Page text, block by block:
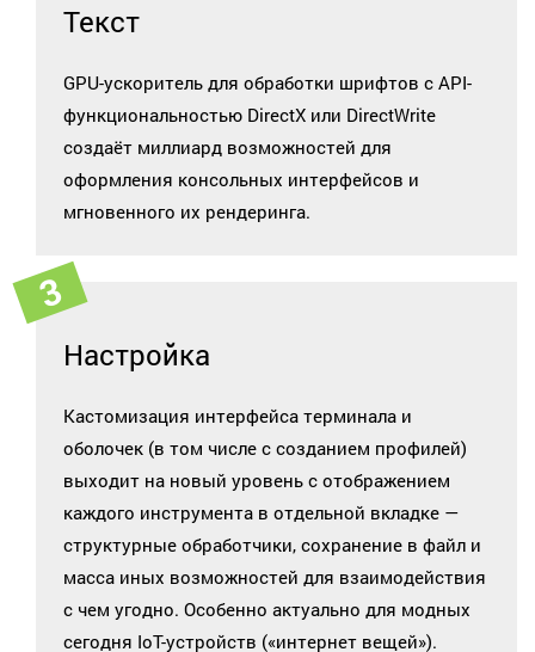
Текст
GPU-ускоритель для обработки шрифтов с API-
функциональностью DirectX или DirectWrite
создаёт миллиард возможностей для
оформления консольных интерфейсов и
мгновенного их рендеринга.
Настройка
Кастомизация интерфейса терминала и
оболочек (в том числе с созданием профилей)
выходит на новый уровень с отображением
каждого инструмента в отдельной вкладке —
структурные обработчики, сохранение в файл и
масса иных возможностей для взаимодействия
с чем угодно. Особенно актуально для модных
сегодня IoT-устройств («интернет вещей»).